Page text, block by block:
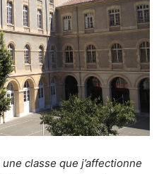
classe que j’affectionne